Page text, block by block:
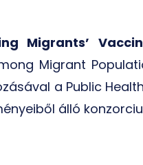
Migrants’
Migrant
a Public
álló